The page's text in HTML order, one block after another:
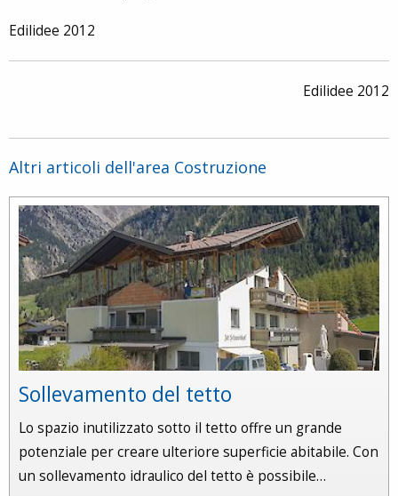
Edilidee 2012
Edilidee 2012
Altri articoli dell'area Costruzione
Sollevamento del tetto
Lo spazio inutilizzato sotto il tetto offre un grande
potenziale per creare ulteriore superficie abitabile. Con
un sollevamento idraulico del tetto è possibile…